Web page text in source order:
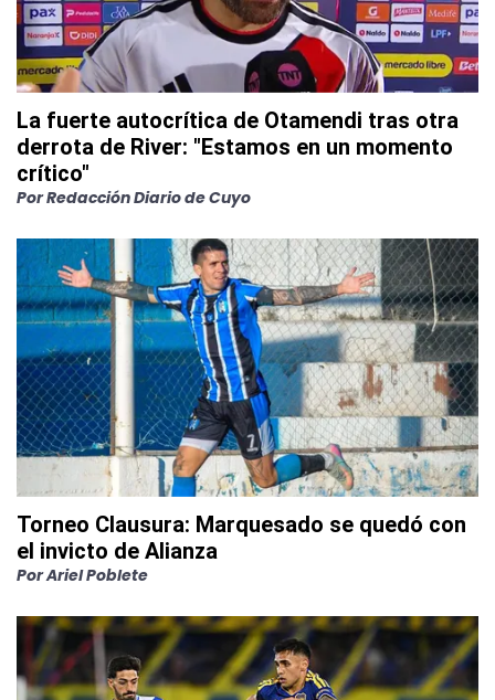
La fuerte autocrítica de Otamendi tras otra
derrota de River: "Estamos en un momento
crítico"
PorRedacción Diario de Cuyo
Torneo Clausura: Marquesado se quedó con
el invicto de Alianza
PorAriel Poblete